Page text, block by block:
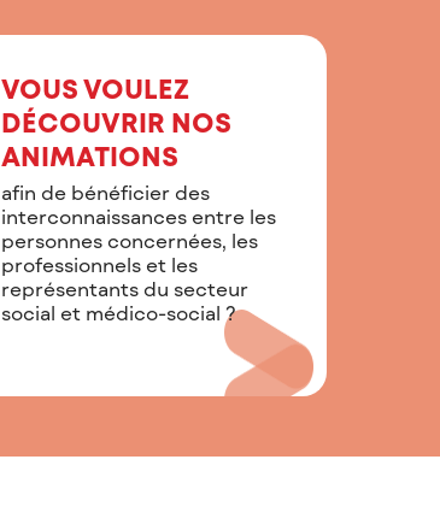
VOUS VOULEZ
DÉCOUVRIR NOS
ANIMATIONS
afin de bénéficier des
interconnaissances entre les
personnes concernées, les
professionnels et les
représentants du secteur
social et médico-social ?